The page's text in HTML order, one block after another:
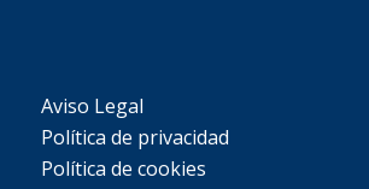
Aviso Legal
Política de privacidad
Política de cookies